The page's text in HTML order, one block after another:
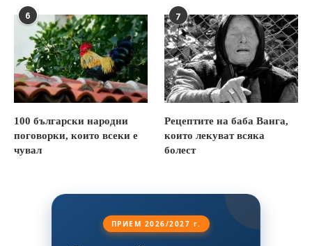
6
100 български народни
поговорки, които всеки е
чувал
7
Рецептите на баба Ванга,
които лекуват всяка
болест
ПРИЕМ 2026/2027 г.